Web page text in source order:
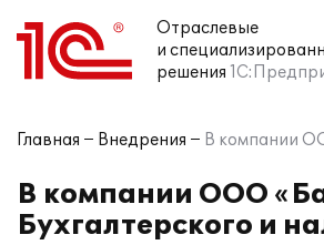
Отраслевые
и
решения
Главная Внедрения В компании
В компании ООО
Бухгалтерского и